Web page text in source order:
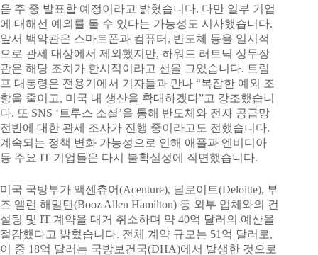
음 주 중 발표할 예정이라고 밝혔습니다. 다만 일부 기업
에 대해선 예외를 둘 수 있다는 가능성도 시사했습니다.
앞서 백악관은 스마트폰과 컴퓨터, 반도체 등을 일시적
으로 관세 대상에서 제외했지만, 하워드 러트닉 상무장
관은 해당 조치가 한시적이라고 선을 그었습니다. 트럼
프 대통령은 전용기에서 기자들과 만나 “복잡한 예외 조
항을 줄이고, 미국 내 생산을 확대하겠다”고 강조했습니
다. 또 SNS ‘트루스 소셜’을 통해 반도체와 전자 공급망
전반에 대한 관세 조사가 진행 중이라고도 전했습니다.
계속되는 정책 변화 가능성으로 인해 애플과 엔비디아
등 주요 IT 기업들은 다시 불확실성에 직면했습니다.
미국 국방부가 액센츄어(Acenture), 딜로이트(Deloitte), 부
즈 앨런 해밀턴(Booz Allen Hamilton) 등 외부 업체와의 컨
설팅 및 IT 계약을 대거 취소하며 약 40억 달러의 예산을
절감했다고 밝혔습니다. 전체 계약 규모는 51억 달러로,
이 중 18억 달러는 국방보건국(DHA)에서 발생한 것으로